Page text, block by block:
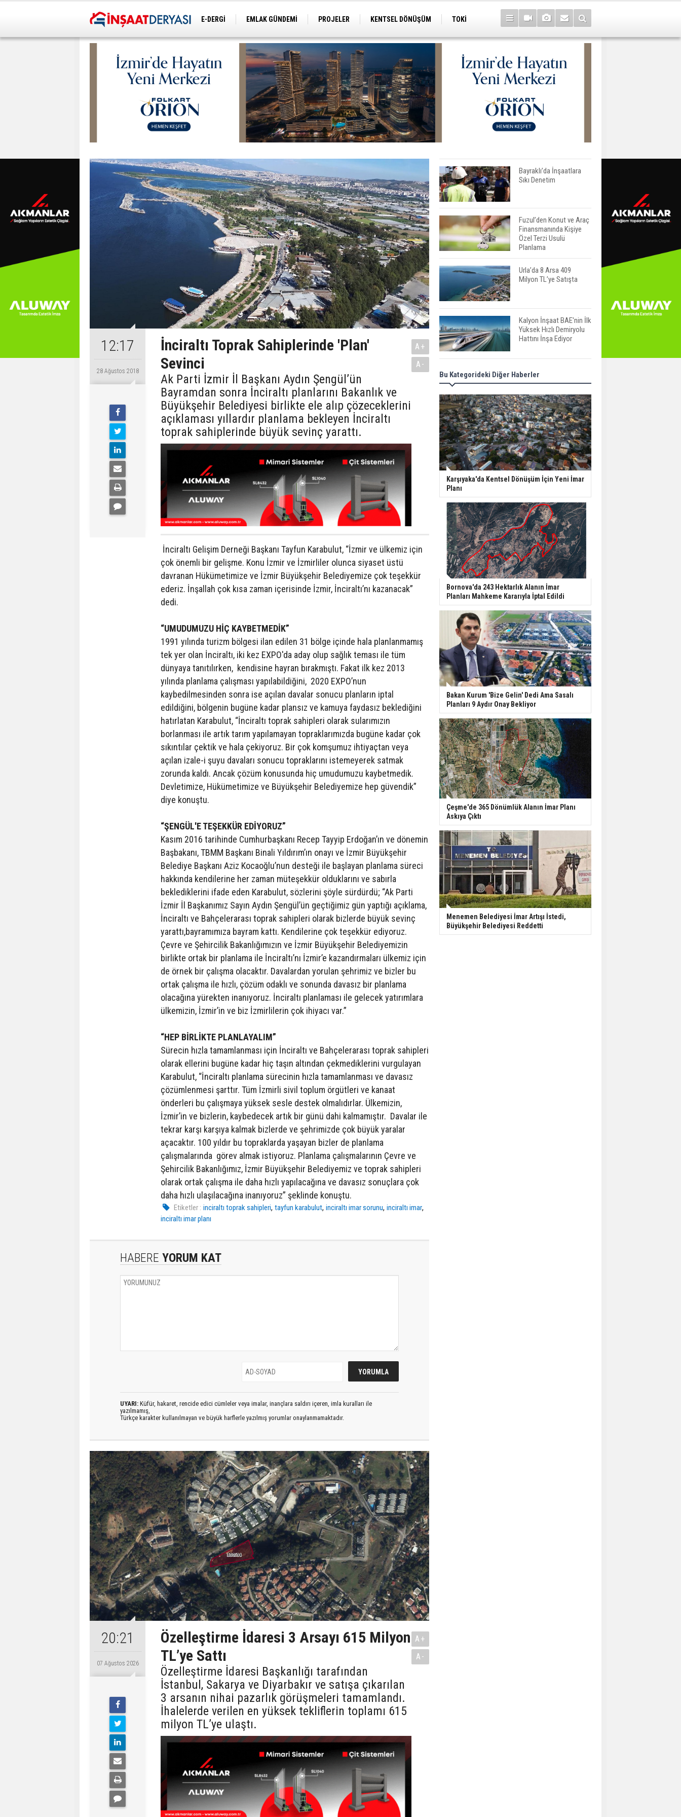
E-DERGİ EMLAK GÜNDEMİ PROJELER KENTSEL DÖNÜŞÜM
TOKİ
12:17
28 Ağustos 2018
İnciraltı Toprak Sahiplerinde 'Plan'
Sevinci
Ak Parti İzmir İl Başkanı Aydın Şengül’ün
Bayramdan sonra İnciraltı planlarını Bakanlık ve
Büyükşehir Belediyesi birlikte ele alıp çözeceklerini
açıklaması yıllardır planlama bekleyen İnciraltı
toprak sahiplerinde büyük sevinç yarattı.
A+
A-
İnciraltı Gelişim Derneği Başkanı Tayfun Karabulut, “İzmir ve ülkemiz için
çok önemli bir gelişme. Konu İzmir ve İzmirliler olunca siyaset üstü
davranan Hükümetimize ve İzmir Büyükşehir Belediyemize çok teşekkür
ederiz. İnşallah çok kısa zaman içerisinde İzmir, İnciraltı’nı kazanacak”
dedi.
“UMUDUMUZU HİÇ KAYBETMEDİK”
1991 yılında turizm bölgesi ilan edilen 31 bölge içinde hala planlanmamış
tek yer olan İnciraltı, iki kez EXPO'da aday olup sağlık teması ile tüm
dünyaya tanıtılırken, kendisine hayran bırakmıştı. Fakat ilk kez 2013
yılında planlama çalışması yapılabildiğini, 2020 EXPO’nun
kaybedilmesinden sonra ise açılan davalar sonucu planların iptal
edildiğini, bölgenin bugüne kadar plansız ve kamuya faydasız beklediğini
hatırlatan Karabulut, “İnciraltı toprak sahipleri olarak sularımızın
borlanması ile artık tarım yapılamayan topraklarımızda bugüne kadar çok
sıkıntılar çektik ve hala çekiyoruz. Bir çok komşumuz ihtiyaçtan veya
açılan izale-i şuyu davaları sonucu topraklarını istemeyerek satmak
zorunda kaldı. Ancak çözüm konusunda hiç umudumuzu kaybetmedik.
Devletimize, Hükümetimize ve Büyükşehir Belediyemize hep güvendik”
diye konuştu.
“ŞENGÜL'E TEŞEKKÜR EDİYORUZ”
Kasım 2016 tarihinde Cumhurbaşkanı Recep Tayyip Erdoğan’ın ve dönemin
Başbakanı, TBMM Başkanı Binali Yıldırım’ın onayı ve İzmir Büyükşehir
Belediye Başkanı Aziz Kocaoğlu’nun desteği ile başlayan planlama süreci
hakkında kendilerine her zaman müteşekkür olduklarını ve sabırla
beklediklerini ifade eden Karabulut, sözlerini şöyle sürdürdü; “Ak Parti
İzmir İl Başkanımız Sayın Aydın Şengül’ün geçtiğimiz gün yaptığı açıklama,
İnciraltı ve Bahçelerarası toprak sahipleri olarak bizlerde büyük sevinç
yarattı,bayramımıza bayram kattı. Kendilerine çok teşekkür ediyoruz.
Çevre ve Şehircilik Bakanlığımızın ve İzmir Büyükşehir Belediyemizin
birlikte ortak bir planlama ile İnciraltı’nı İzmir’e kazandırmaları ülkemiz için
de örnek bir çalışma olacaktır. Davalardan yorulan şehrimiz ve bizler bu
ortak çalışma ile hızlı, çözüm odaklı ve sonunda davasız bir planlama
olacağına yürekten inanıyoruz. İnciraltı planlaması ile gelecek yatırımlara
ülkemizin, İzmir’in ve biz İzmirlilerin çok ihiyacı var.”
“HEP BİRLİKTE PLANLAYALIM”
Sürecin hızla tamamlanması için İnciraltı ve Bahçelerarası toprak sahipleri
olarak ellerini bugüne kadar hiç taşın altından çekmediklerini vurgulayan
Karabulut, “İnciraltı planlama sürecinin hızla tamamlanması ve davasız
çözümlenmesi şarttır. Tüm İzmirli sivil toplum örgütleri ve kanaat
önderleri bu çalışmaya yüksek sesle destek olmalıdırlar. Ülkemizin,
İzmir’in ve bizlerin, kaybedecek artık bir günü dahi kalmamıştır. Davalar ile
tekrar karşı karşıya kalmak bizlerde ve şehrimizde çok büyük yaralar
açacaktır. 100 yıldır bu topraklarda yaşayan bizler de planlama
çalışmalarında görev almak istiyoruz. Planlama çalışmalarının Çevre ve
Şehircilik Bakanlığımız, İzmir Büyükşehir Belediyemiz ve toprak sahipleri
olarak ortak çalışma ile daha hızlı yapılacağına ve davasız sonuçlara çok
daha hızlı ulaşılacağına inanıyoruz” şeklinde konuştu.
Etiketler : inciraltı toprak sahipleri,tayfun karabulut,inciraltı imar sorunu,inciraltı imar,
inciraltı imar planı
HABERE YORUM KAT
UYARI: Küfür, hakaret, rencide edici cümleler veya imalar, inançlara saldırı içeren, imla kuralları ile
yazılmamış,
Türkçe karakter kullanılmayan ve büyük harflerle yazılmış yorumlar onaylanmamaktadır.
20:21
07 Ağustos 2026
Özelleştirme İdaresi 3 Arsayı 615 Milyon
TL’ye Sattı
Özelleştirme İdaresi Başkanlığı tarafından
İstanbul, Sakarya ve Diyarbakır ve satışa çıkarılan
3 arsanın nihai pazarlık görüşmeleri tamamlandı.
İhalelerde verilen en yüksek tekliflerin toplamı 615
milyon TL’ye ulaştı.
A+
A-
Bayraklı’da İnşaatlara
Sıkı Denetim
Fuzul’den Konut ve Araç
Finansmanında Kişiye
Özel Terzi Usulü
Planlama
Urla’da 8 Arsa 409
Milyon TL’ye Satışta
Kalyon İnşaat BAE'nin İlk
Yüksek Hızlı Demiryolu
Hattını İnşa Ediyor
ABD'de Konut Kredisi
Faizi Son Bir Yılın En
TOKİ 51 İlde 540 Konut
ve İş Yerini Satışa
Sunuyor
Yatırımcıların Bina Tercihi
Değişiyor: Dijital Altyapı
TOKİ'nin Kiralık Sosyal
Konut Modeli Kiraları
Düşürür Mü?
İkinci El Konut Fiyatları
İspanya'da Bir Yılda
Yüzde 16,2 Arttı
Konut Satışları Güçlü
Seyrini Korudu Yabancıya
Satış Geriledi
Bu Kategorideki Diğer Haberler
Karşıyaka'da Kentsel Dönüşüm İçin Yeni İmar
Planı
Bornova'da 243 Hektarlık Alanın İmar
Planları Mahkeme Kararıyla İptal Edildi
Bakan Kurum 'Bize Gelin' Dedi Ama Sasalı
Planları 9 Aydır Onay Bekliyor
Çeşme'de 365 Dönümlük Alanın İmar Planı
Askıya Çıktı
Menemen Belediyesi İmar Artışı İstedi,
Büyükşehir Belediyesi Reddetti